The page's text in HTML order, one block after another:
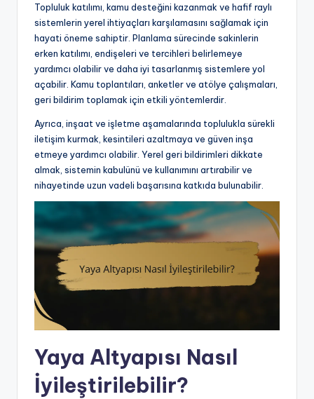
Topluluk katılımı, kamu desteğini kazanmak ve hafif raylı
sistemlerin yerel ihtiyaçları karşılamasını sağlamak için
hayati öneme sahiptir. Planlama sürecinde sakinlerin
erken katılımı, endişeleri ve tercihleri belirlemeye
yardımcı olabilir ve daha iyi tasarlanmış sistemlere yol
açabilir. Kamu toplantıları, anketler ve atölye çalışmaları,
geri bildirim toplamak için etkili yöntemlerdir.
Ayrıca, inşaat ve işletme aşamalarında toplulukla sürekli
iletişim kurmak, kesintileri azaltmaya ve güven inşa
etmeye yardımcı olabilir. Yerel geri bildirimleri dikkate
almak, sistemin kabulünü ve kullanımını artırabilir ve
nihayetinde uzun vadeli başarısına katkıda bulunabilir.
Yaya Altyapısı Nasıl
İyileştirilebilir?